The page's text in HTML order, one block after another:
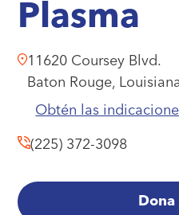
Plasma
11620 Coursey Blvd.
Baton Rouge,
Obtén las
(225) 372-3098